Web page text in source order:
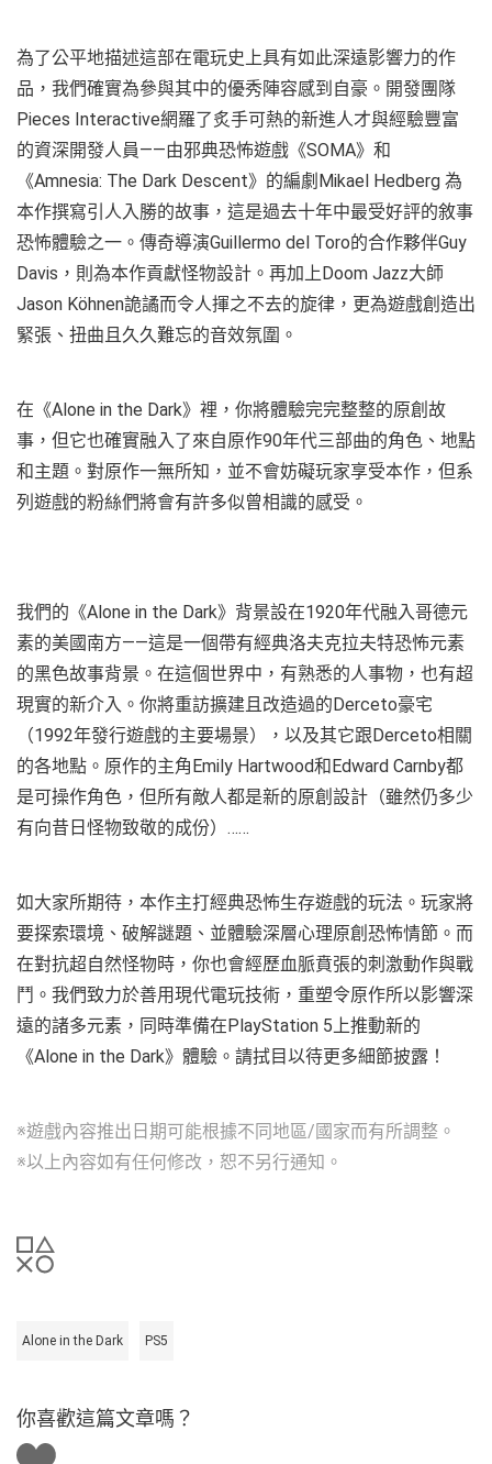
為了公平地描述這部在電玩史上具有如此深遠影響力的作
品，我們確實為參與其中的優秀陣容感到自豪。開發團隊
Pieces Interactive網羅了炙手可熱的新進人才與經驗豐富
的資深開發人員——由邪典恐怖遊戲《SOMA》和
《Amnesia: The Dark Descent》的編劇Mikael Hedberg 為
本作撰寫引人入勝的故事，這是過去十年中最受好評的敘事
恐怖體驗之一。傳奇導演Guillermo del Toro的合作夥伴Guy
Davis，則為本作貢獻怪物設計。再加上Doom Jazz大師
Jason Köhnen詭譎而令人揮之不去的旋律，更為遊戲創造出
緊張、扭曲且久久難忘的音效氛圍。
在《Alone in the Dark》裡，你將體驗完完整整的原創故
事，但它也確實融入了來自原作90年代三部曲的角色、地點
和主題。對原作一無所知，並不會妨礙玩家享受本作，但系
列遊戲的粉絲們將會有許多似曾相識的感受。
我們的《Alone in the Dark》背景設在1920年代融入哥德元
素的美國南方——這是一個帶有經典洛夫克拉夫特恐怖元素
的黑色故事背景。在這個世界中，有熟悉的人事物，也有超
現實的新介入。你將重訪擴建且改造過的Derceto豪宅
（1992年發行遊戲的主要場景），以及其它跟Derceto相關
的各地點。原作的主角Emily Hartwood和Edward Carnby都
是可操作角色，但所有敵人都是新的原創設計（雖然仍多少
有向昔日怪物致敬的成份）……
如大家所期待，本作主打經典恐怖生存遊戲的玩法。玩家將
要探索環境、破解謎題、並體驗深層心理原創恐怖情節。而
在對抗超自然怪物時，你也會經歷血脈賁張的刺激動作與戰
鬥。我們致力於善用現代電玩技術，重塑令原作所以影響深
遠的諸多元素，同時準備在PlayStation 5上推動新的
《Alone in the Dark》體驗。請拭目以待更多細節披露！
※遊戲內容推出日期可能根據不同地區/國家而有所調整。
※以上內容如有任何修改，恕不另行通知。
Alone in the Dark PS5
你喜歡這篇文章嗎？
讚